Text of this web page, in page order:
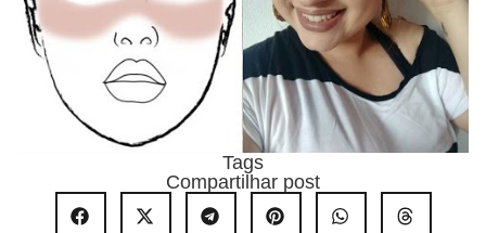
Tags
Compartilhar post